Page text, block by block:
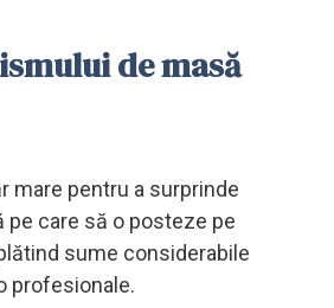
de masă
mare pentru a surprinde
care să o posteze pe
sume considerabile
profesionale.